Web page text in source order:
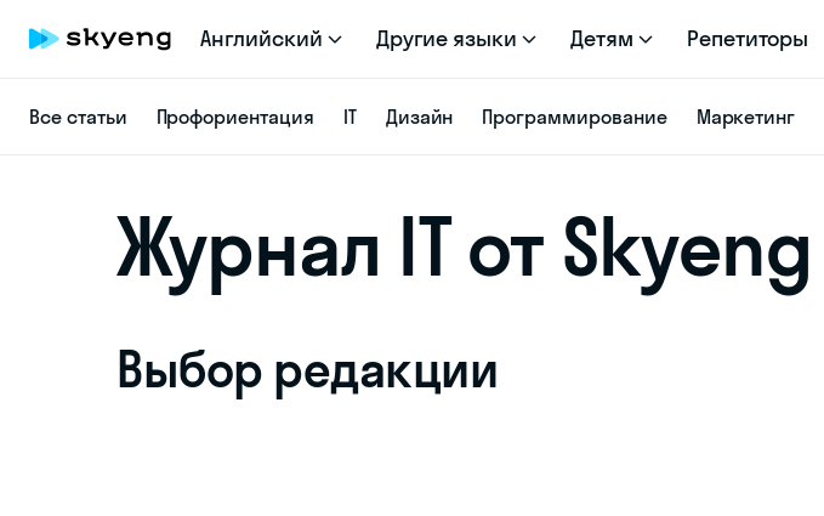
Английский Другие языки Детям Репетиторы
Все статьи Профориентация IT Дизайн Программирование Маркетинг
Журнал IT от Skyeng
Выбор редакции